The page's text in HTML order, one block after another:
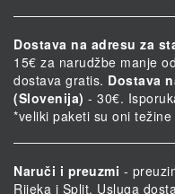
Dostava na adresu za
15€ za narudžbe manje
dostava gratis. Dostava
(Slovenija) - 30€.
*veliki paketi su oni
Naruči i preuzmi -
Rijeka i Split. Usluga